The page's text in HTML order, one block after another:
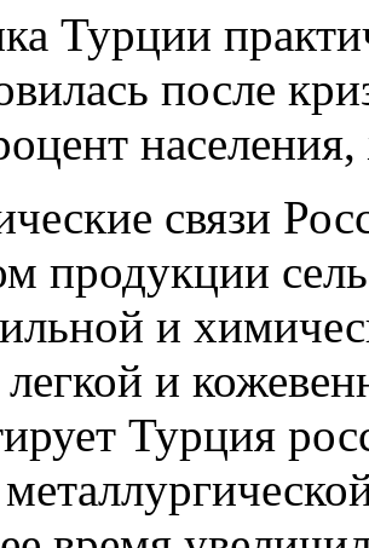
Турции
после
связи
продукции
и
легкой и
Турция